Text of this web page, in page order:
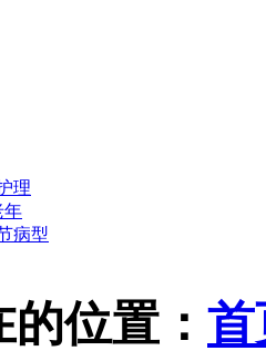
理
年
病型
位置： 首